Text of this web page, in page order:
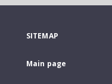
SITEMAP
Main page